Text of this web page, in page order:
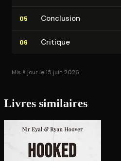
05 Conclusion
06 Critique
Mis à jour le 15 juin 2026
Livres similaires